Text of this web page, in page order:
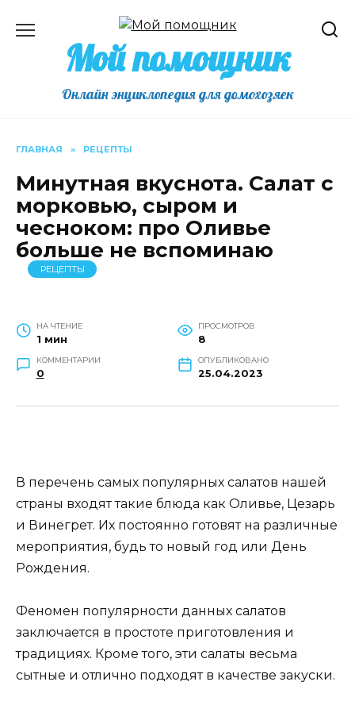
содержаниюМой помощник
Онлайн энциклопедия для домохозяек
ГЛАВНАЯ » РЕЦЕПТЫ
Минутная вкуснота. Салат с
морковью, сыром и
чесноком: про Оливье
больше не вспоминаю
РЕЦЕПТЫ
НА ЧТЕНИЕ
1 мин
ПРОСМОТРОВ
8
КОММЕНТАРИИ
0
ОПУБЛИКОВАНО
25.04.2023
В перечень самых популярных салатов нашей
страны входят такие блюда как Оливье, Цезарь
и Винегрет. Их постоянно готовят на различные
мероприятия, будь то новый год или День
Рождения.
Феномен популярности данных салатов
заключается в простоте приготовления и
традициях. Кроме того, эти салаты весьма
сытные и отлично подходят в качестве закуски.